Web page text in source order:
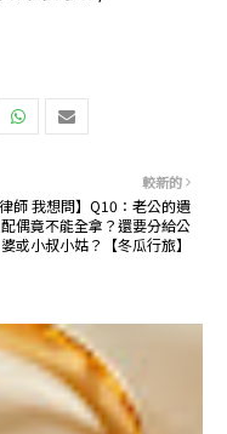
較新的
律師 我想問】Q10：老公的遺
偶竟不能全拿？還要分給公
婆或小叔小姑？【冬瓜行旅】